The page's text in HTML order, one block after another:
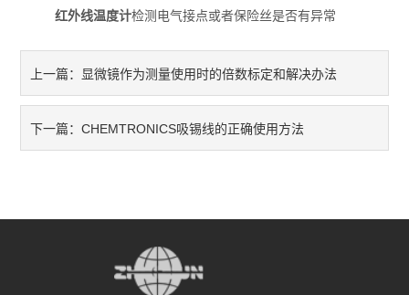
红外线温度计检测电气接点或者保险丝是否有异常
上一篇： 显微镜作为测量使用时的倍数标定和解决办法
下一篇：CHEMTRONICS吸锡线的正确使用方法